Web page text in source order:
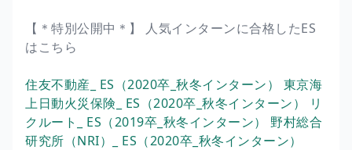
【＊特別公開中＊】 人気インターンに合格したES
はこちら
住友不動産_ ES（2020卒_秋冬インターン） 東京海
上日動火災保険_ ES（2020卒_秋冬インターン）
リ
クルート_ ES（2019卒_秋冬インターン） 野村総合
研究所（NRI）_ ES（2020卒_秋冬インターン）